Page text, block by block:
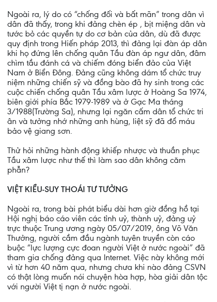
Ngoài ra, lý do có “chống đối và bất mãn” trong dân vì
dân đã thấy, trong khi đảng chèn ép , bịt miệng dân và
tước bỏ các quyền tự do cơ bản của dân, dù đã được
quy định trong Hiến pháp 2013, thì đảng lại đàn áp dân
khi họ đứng lên chống quân Tầu đàn áp ngư dân, đâm
chìm tầu đánh cá và chiếm đóng biển đảo của Việt
Nam ở Biển Đông. Đảng cũng không dám tổ chức truy
niệm những chiến sỹ và đồng bào đã hy sinh trong các
cuộc chiến chống quân Tầu xâm lược ở Hoàng Sa 1974,
biên giới phía Bắc 1979-1989 và ở Gạc Ma tháng
3/1988(Trường Sa), nhưng lại ngăn cấm dân tổ chức tri
ân và tưởng nhớ những anh hùng, liệt sỹ đã đổ máu
bảo vệ giang sơn.
Thử hỏi những hành động khiếp nhược và thuần phục
Tầu xâm lược như thế thì làm sao dân không căm
phẫn?
VIỆT KIỀU-SUY THOÁI TƯ TƯỞNG
Ngoài ra, trong bài phát biểu dài hơn giờ đồng hồ tại
Hội nghị báo cáo viên các tỉnh uỷ, thành uỷ, đảng uỷ
trực thuộc Trung ương ngày 05/07/2019, ông Võ Văn
Thưởng, người cầm đầu ngành tuyên truyền còn cáo
buộc “lực lượng cực đoan người Việt ở nước ngoài” đã
tham gia chống đảng qua Internet. Việc này không mới
vì từ hơn 40 năm qua, nhưng chưa khi nào đảng CSVN
có thật lòng muốn nói chuyện hòa hợp, hòa giải dân tộc
với người Việt tị nạn ở nước ngoài.